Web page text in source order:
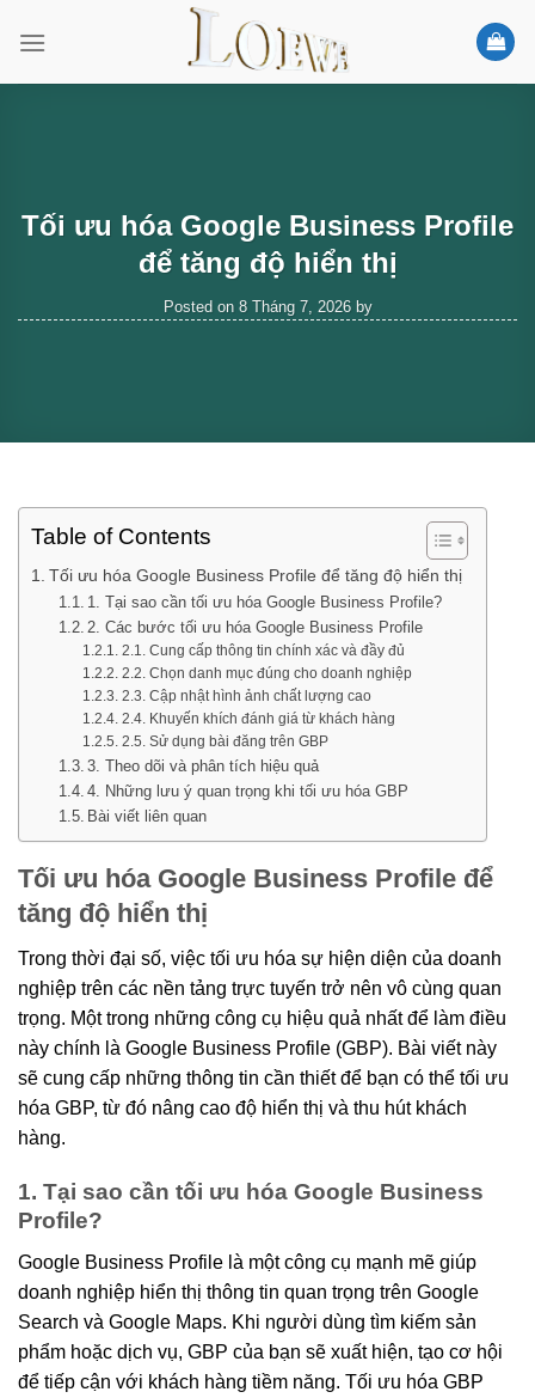
Tối ưu hóa Google Business Profile
để tăng độ hiển thị
Posted on 8 Tháng 7, 2026by
Table of Contents
Tối ưu hóa Google Business Profile để tăng độ hiển thị
1. Tại sao cần tối ưu hóa Google Business Profile?
2. Các bước tối ưu hóa Google Business Profile
2.1. Cung cấp thông tin chính xác và đầy đủ
2.2. Chọn danh mục đúng cho doanh nghiệp
2.3. Cập nhật hình ảnh chất lượng cao
2.4. Khuyến khích đánh giá từ khách hàng
2.5. Sử dụng bài đăng trên GBP
3. Theo dõi và phân tích hiệu quả
4. Những lưu ý quan trọng khi tối ưu hóa GBP
Bài viết liên quan
Tối ưu hóa Google Business Profile để
tăng độ hiển thị
Trong thời đại số, việc tối ưu hóa sự hiện diện của doanh
nghiệp trên các nền tảng trực tuyến trở nên vô cùng quan
trọng. Một trong những công cụ hiệu quả nhất để làm điều
này chính là Google Business Profile (GBP). Bài viết này
sẽ cung cấp những thông tin cần thiết để bạn có thể tối ưu
hóa GBP, từ đó nâng cao độ hiển thị và thu hút khách
hàng.
1. Tại sao cần tối ưu hóa Google Business
Profile?
Google Business Profile là một công cụ mạnh mẽ giúp
doanh nghiệp hiển thị thông tin quan trọng trên Google
Search và Google Maps. Khi người dùng tìm kiếm sản
phẩm hoặc dịch vụ, GBP của bạn sẽ xuất hiện, tạo cơ hội
để tiếp cận với khách hàng tiềm năng. Tối ưu hóa GBP